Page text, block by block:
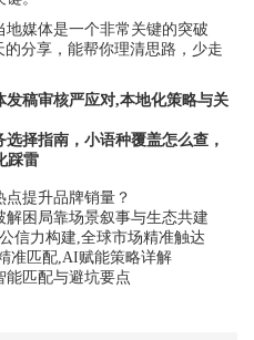
媒体是一个非常关键的突破
的分享，能帮你理清思路，少走
发稿审核严应对,本地化策略与关
择指南，小语种覆盖怎么查，
踩雷
提升品牌销量？
解困局靠场景叙事与生态共建
信力构建,全球市场精准触达
准匹配,AI赋能策略详解
能匹配与避坑要点